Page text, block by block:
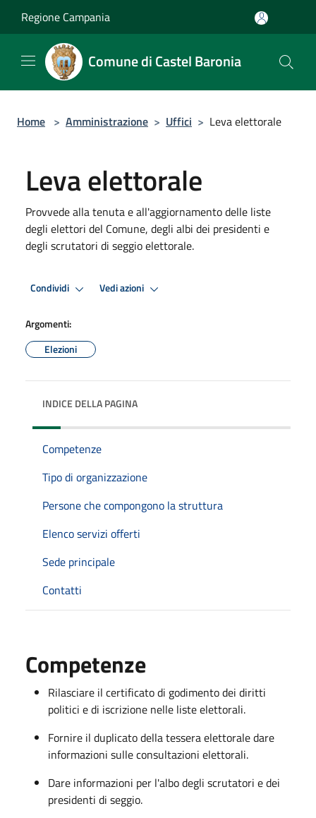
Regione Campania
Comune di Castel Baronia
Home > Amministrazione > Uffici > Leva elettorale
Leva elettorale
Provvede alla tenuta e all'aggiornamento delle liste
degli elettori del Comune, degli albi dei presidenti e
degli scrutatori di seggio elettorale.
Condividi Vedi azioni
Argomenti:
Elezioni
INDICE DELLA PAGINA
Competenze
Tipo di organizzazione
Persone che compongono la struttura
Elenco servizi offerti
Sede principale
Contatti
Competenze
Rilasciare il certificato di godimento dei diritti
politici e di iscrizione nelle liste elettorali.
Fornire il duplicato della tessera elettorale dare
informazioni sulle consultazioni elettorali.
Dare informazioni per l'albo degli scrutatori e dei
presidenti di seggio.